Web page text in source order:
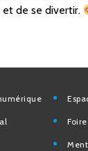
et de se divertir.
numérique
légal